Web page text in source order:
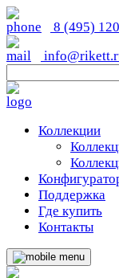
8 (495)
Коллекции
Поддержка
Где купить
Контакты